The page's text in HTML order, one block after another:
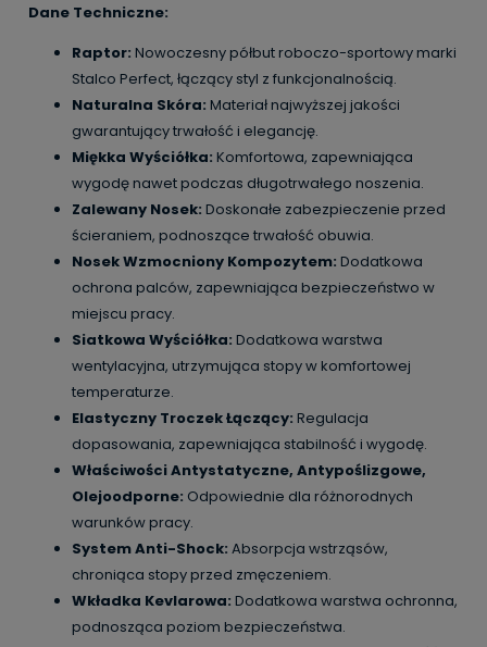
Dane Techniczne:
Raptor: Nowoczesny półbut roboczo-sportowy marki
Stalco Perfect, łączący styl z funkcjonalnością.
Naturalna Skóra: Materiał najwyższej jakości
gwarantujący trwałość i elegancję.
Miękka Wyściółka: Komfortowa, zapewniająca
wygodę nawet podczas długotrwałego noszenia.
Zalewany Nosek: Doskonałe zabezpieczenie przed
ścieraniem, podnoszące trwałość obuwia.
Nosek Wzmocniony Kompozytem: Dodatkowa
ochrona palców, zapewniająca bezpieczeństwo w
miejscu pracy.
Siatkowa Wyściółka: Dodatkowa warstwa
wentylacyjna, utrzymująca stopy w komfortowej
temperaturze.
Elastyczny Troczek Łączący: Regulacja
dopasowania, zapewniająca stabilność i wygodę.
Właściwości Antystatyczne, Antypoślizgowe,
Olejoodporne: Odpowiednie dla różnorodnych
warunków pracy.
System Anti-Shock: Absorpcja wstrząsów,
chroniąca stopy przed zmęczeniem.
Wkładka Kevlarowa: Dodatkowa warstwa ochronna,
podnosząca poziom bezpieczeństwa.